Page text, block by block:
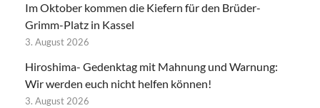
Im Oktober kommen die Kiefern für den Brüder-
Grimm-Platz in Kassel
3. August 2026
Hiroshima- Gedenktag mit Mahnung und Warnung:
Wir werden euch nicht helfen können!
3. August 2026